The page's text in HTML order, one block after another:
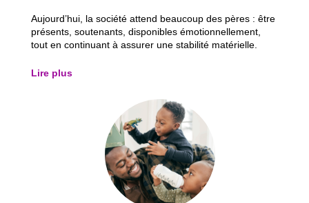
Aujourd’hui, la société attend beaucoup des pères : être
présents, soutenants, disponibles émotionnellement,
tout en continuant à assurer une stabilité matérielle.
réellement leur rôle ? Après avoir analysé le mois passé,
Lire plus